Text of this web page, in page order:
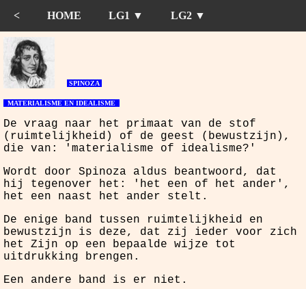
< HOME LG1 ▼ LG2 ▼
SPINOZA
MATERIALISME EN IDEALISME
De vraag naar het primaat van de stof
(ruimtelijkheid) of de geest (bewustzijn),
die van: 'materialisme of idealisme?'
Wordt door Spinoza aldus beantwoord, dat
hij tegenover het: 'het een of het ander',
het een naast het ander stelt.
De enige band tussen ruimtelijkheid en
bewustzijn is deze, dat zij ieder voor zich
het Zijn op een bepaalde wijze tot
uitdrukking brengen.
Een andere band is er niet.